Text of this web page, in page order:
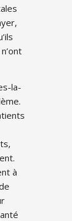
la-
à